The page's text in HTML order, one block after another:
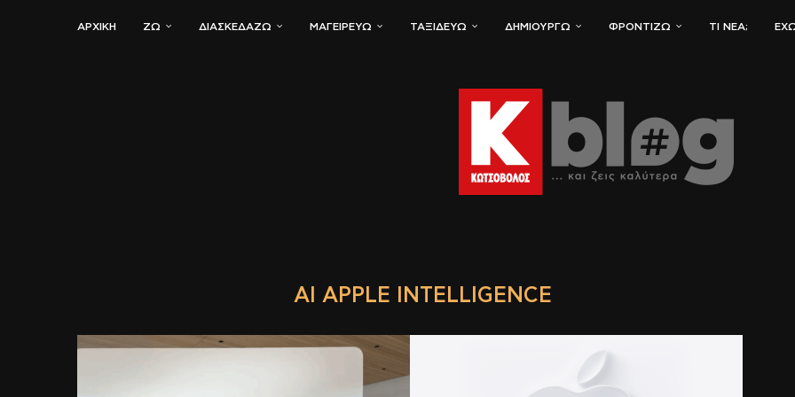
ΑΡΧΙΚΗ ΖΏ ΔΙΑΣΚΕΔΆΖΩ ΜΑΓΕΙΡΕΎΩ ΤΑΞΙΔΕΎΩ ΔΗΜΙΟΥΡΓΏ ΦΡΟΝΤΊΖΩ ΤΙ ΝΈΑ;
AI APPLE INTELLIGENCE